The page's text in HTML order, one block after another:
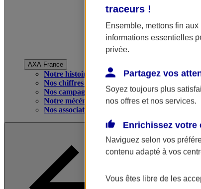
AXA France
Notre histoire
Nos chiffres clés
Nos campagnes publicitaires
Notre mécénat
Nos associations
traceurs !
Ensemble, mettons fin
informations essentielles
privée.
Partagez vos
Soyez toujours plus
nos offres et nos services.
Enrichissez votre
Naviguez selon vos
contenu adapté à vos
Vous êtes libre de les